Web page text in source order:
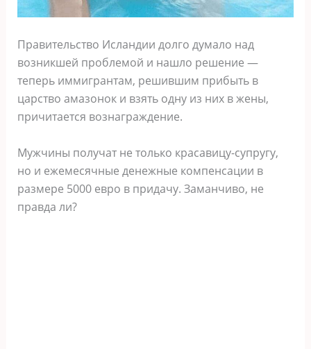
Правительство Исландии долго думало над
возникшей проблемой и нашло решение —
теперь иммигрантам, решившим прибыть в
царство амазонок и взять одну из них в жены,
причитается вознаграждение.
Мужчины получат не только красавицу-супругу,
но и ежемесячные денежные компенсации в
размере 5000 евро в придачу. Заманчиво, не
правда ли?